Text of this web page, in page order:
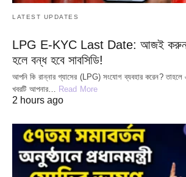
LATEST UPDATES
LPG E-KYC Last Date: আজই করুন
হলে বন্ধ হবে সাবসিডি!
আপনি কি রান্নার গ্যাসের (LPG) সংযোগ ব্যবহার করেন? তাহলে
খবরটি আপনার… Read More
2 hours ago